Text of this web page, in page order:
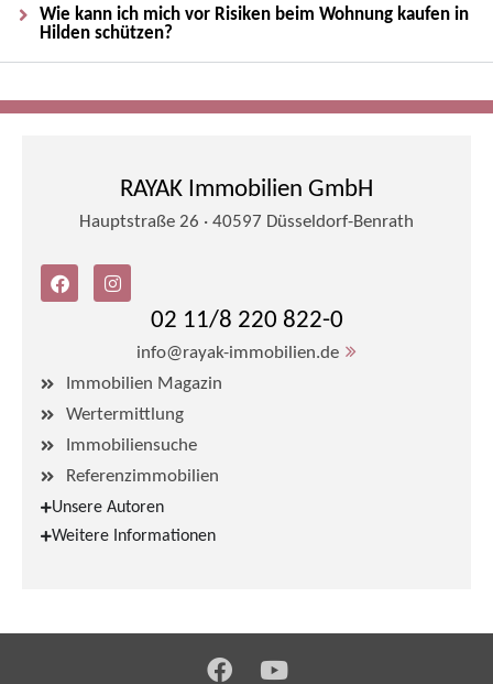
Wie kann ich mich vor Risiken beim Wohnung kaufen in
Hilden schützen?
RAYAK Immobilien GmbH
Hauptstraße 26 · 40597 Düsseldorf-Benrath
02 11/8 220 822-0
info@rayak-immobilien.de
Immobilien Magazin
Wertermittlung
Immobiliensuche
Referenzimmobilien
Unsere Autoren
Weitere Informationen